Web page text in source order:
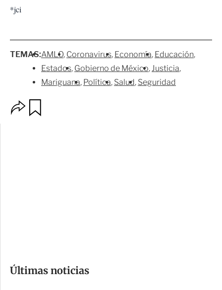
*jci
TEMAS:AMLO Coronavirus Economía Educación
Estados Gobierno de México Justicia
Mariguana Política Salud Seguridad
p
m
Últimas noticias